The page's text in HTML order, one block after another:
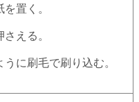
置く。
える。
に刷毛で刷り込む。